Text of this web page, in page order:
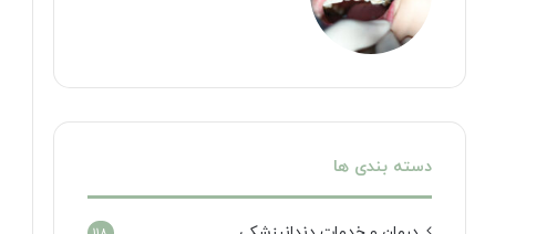
دسته بندی ها